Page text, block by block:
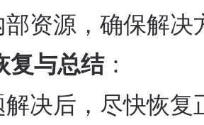
资源，确保解决
复与总结：
决后，尽快恢复